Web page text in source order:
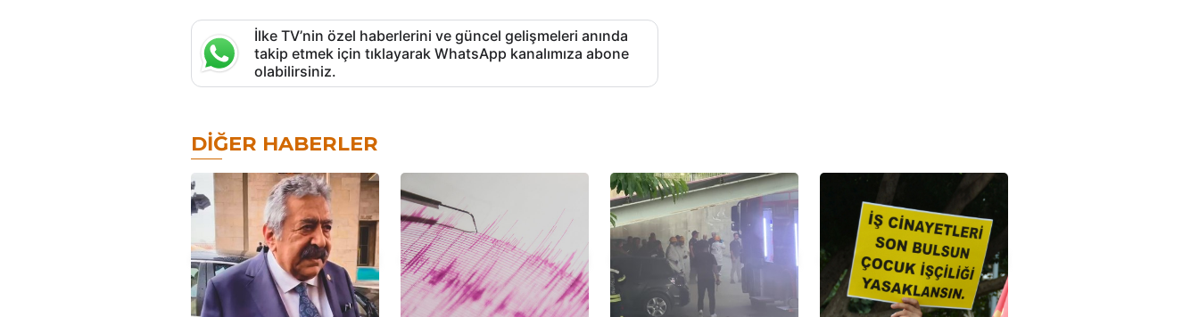
İlke TV’nin özel haberlerini ve güncel gelişmeleri anında
takip etmek için tıklayarak WhatsApp kanalımıza abone
olabilirsiniz.
DIĞER HABERLER